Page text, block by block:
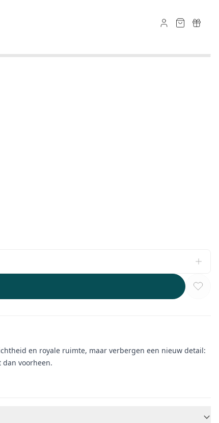
en royale ruimte, maar verbergen een nieuw detail:
voorheen.